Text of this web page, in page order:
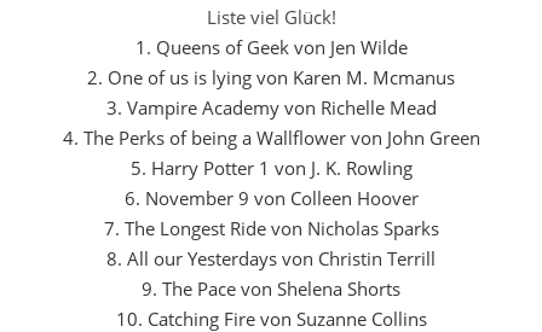
Liste viel Glück!
1. Queens of Geek von Jen Wilde
2. One of us is lying von Karen M. Mcmanus
3. Vampire Academy von Richelle Mead
4. The Perks of being a Wallflower von John Green
5. Harry Potter 1 von J. K. Rowling
6. November 9 von Colleen Hoover
7. The Longest Ride von Nicholas Sparks
8. All our Yesterdays von Christin Terrill
9. The Pace von Shelena Shorts
10. Catching Fire von Suzanne Collins